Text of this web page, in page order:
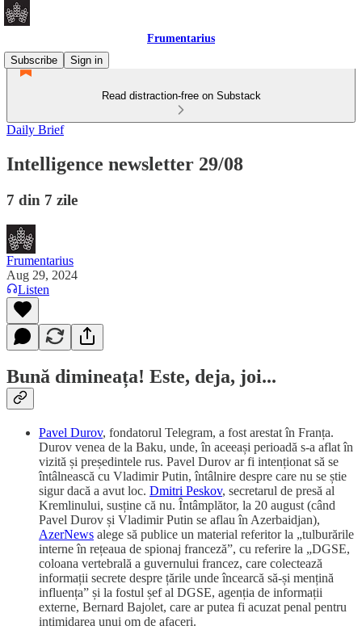
Frumentarius
Subscribe
Sign in
Read distraction-free on Substack
Daily Brief
Intelligence newsletter 29/08
7 din 7 zile
Frumentarius
Aug 29, 2024
Listen
Bună dimineața! Este, deja, joi...
Pavel Durov, fondatorul Telegram, a fost arestat în Franța.
Durov venea de la Baku, unde, în aceeași perioadă s-a aflat în
vizită și președintele rus. Pavel Durov ar fi intenționat să se
întâlnească cu Vladimir Putin, întâlnire despre care nu se știe
sigur dacă a avut loc. Dmitri Peskov, secretarul de presă al
Kremlinului, susține că nu. Întâmplător, la 20 august (când
Pavel Durov și Vladimir Putin se aflau în Azerbaidjan),
AzerNews alege să publice un material referitor la „tulburările
interne în rețeaua de spionaj franceză”, cu referire la „DGSE,
coloana vertebrală a guvernului francez, care colectează
informații secrete despre țările unde încearcă să-și mențină
influența” și la fostul șef al DGSE, agenția de informații
externe, Bernard Bajolet, care ar putea fi acuzat penal pentru
intimidarea unui om de afaceri.